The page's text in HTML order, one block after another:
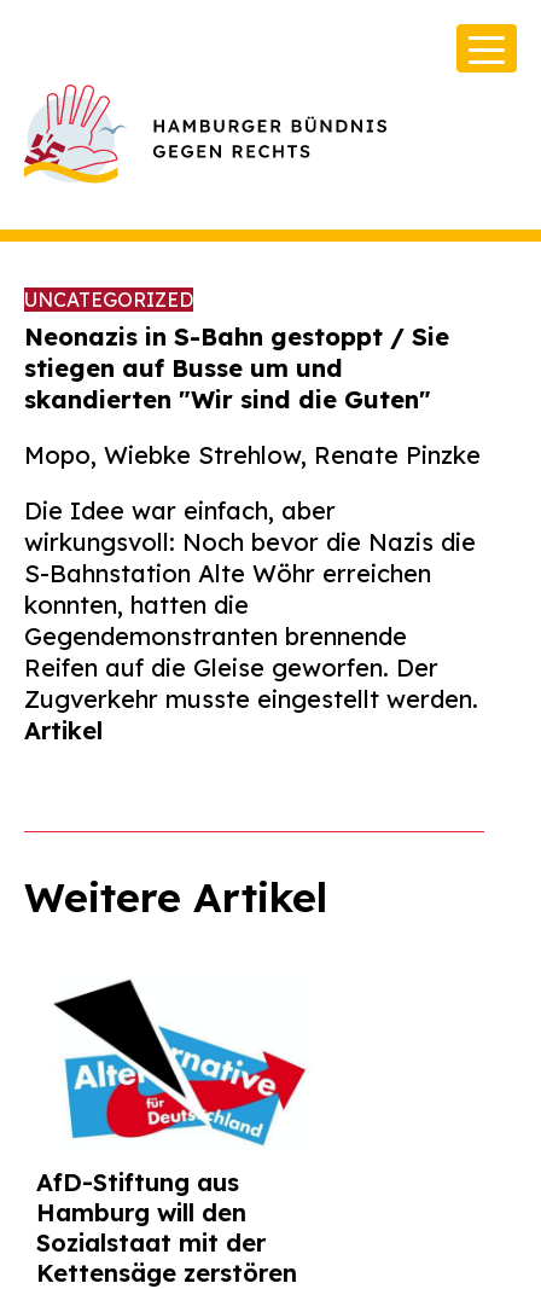
Über Uns
Infos & Broschüren
Kontakt
Suchen
nach:
UNCATEGORIZED
Neonazis in S-Bahn gestoppt / Sie
stiegen auf Busse um und
skandierten "Wir sind die Guten"
Mopo, Wiebke Strehlow, Renate Pinzke
Die Idee war einfach, aber
wirkungsvoll: Noch bevor die Nazis die
S-Bahnstation Alte Wöhr erreichen
konnten, hatten die
Gegendemonstranten brennende
Reifen auf die Gleise geworfen. Der
Zugverkehr musste eingestellt werden.
Artikel
Weitere Artikel
AfD-Stiftung aus
Hamburg will den
Sozialstaat mit der
Kettensäge zerstören